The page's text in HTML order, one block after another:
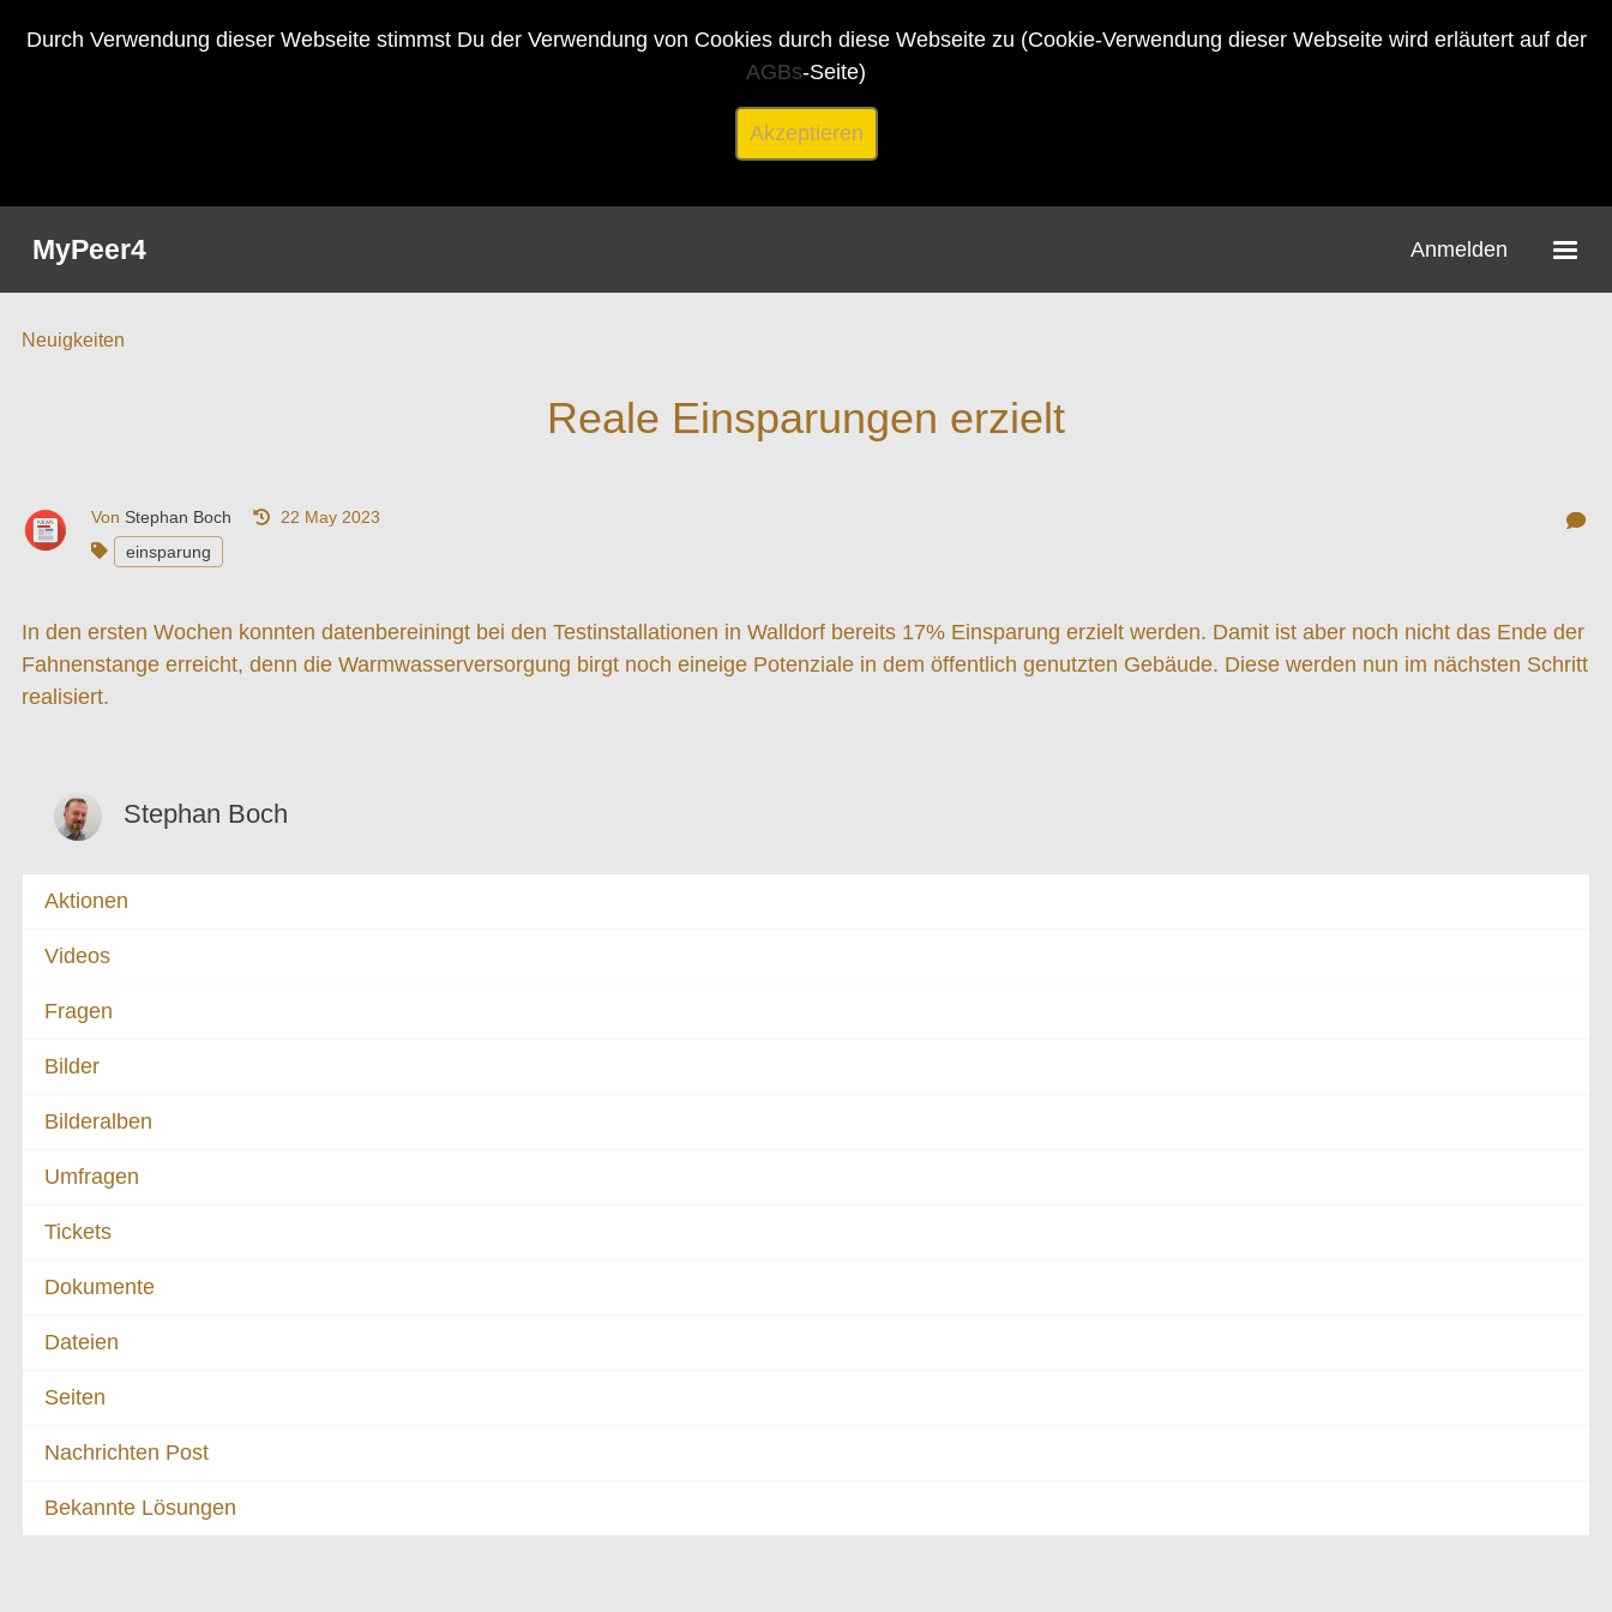
Durch Verwendung dieser Webseite stimmst Du der Verwendung von Cookies durch diese Webseite zu (Cookie-Verwendung dieser Webseite wird erläutert auf der
AGBs-Seite)
Akzeptieren
MyPeer4 Anmelden
Neuigkeiten
Reale Einsparungen erzielt
Von Stephan Boch
22 May 2023
einsparung
In den ersten Wochen konnten datenbereiningt bei den Testinstallationen in Walldorf bereits 17% Einsparung erzielt werden. Damit ist aber noch nicht das Ende der
Fahnenstange erreicht, denn die Warmwasserversorgung birgt noch eineige Potenziale in dem öffentlich genutzten Gebäude. Diese werden nun im nächsten Schritt
realisiert.
Stephan Boch
Aktionen
Videos
Fragen
Bilder
Bilderalben
Umfragen
Tickets
Dokumente
Dateien
Seiten
Nachrichten Post
Bekannte Lösungen